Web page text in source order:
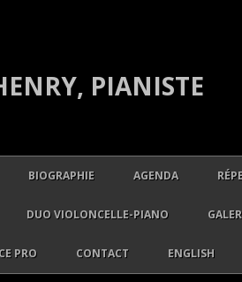
PIANISTE
BIOGRAPHIE AGENDA
DUO VIOLONCELLE-PIANO
PRO CONTACT ENGLISH